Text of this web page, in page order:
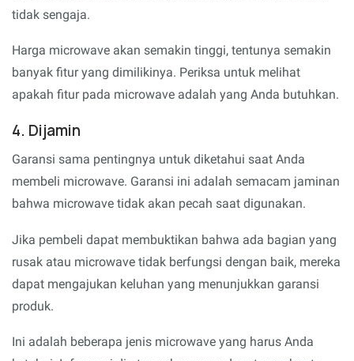
tidak sengaja.
Harga microwave akan semakin tinggi, tentunya semakin
banyak fitur yang dimilikinya. Periksa untuk melihat
apakah fitur pada microwave adalah yang Anda butuhkan.
4. Dijamin
Garansi sama pentingnya untuk diketahui saat Anda
membeli microwave. Garansi ini adalah semacam jaminan
bahwa microwave tidak akan pecah saat digunakan.
Jika pembeli dapat membuktikan bahwa ada bagian yang
rusak atau microwave tidak berfungsi dengan baik, mereka
dapat mengajukan keluhan yang menunjukkan garansi
produk.
Ini adalah beberapa jenis microwave yang harus Anda